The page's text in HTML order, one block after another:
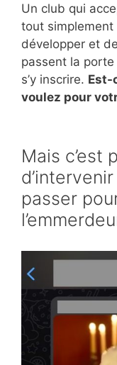
Un club qui
tout simplement
développer et
passent la porte
s’y inscrire. Est-
voulez pour
Mais c’est
passer